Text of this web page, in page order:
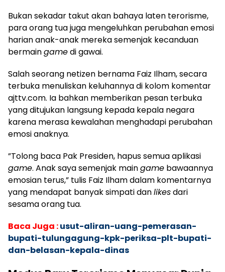
​Bukan sekadar takut akan bahaya laten terorisme,
para orang tua juga mengeluhkan perubahan emosi
harian anak-anak mereka semenjak kecanduan
bermaingamedi gawai.
​Salah seorang netizen bernama Faiz Ilham, secara
terbuka menuliskan keluhannya di kolom komentar
ajttv.com. Ia bahkan memberikan pesan terbuka
yang ditujukan langsung kepada kepala negara
karena merasa kewalahan menghadapi perubahan
emosi anaknya.
​”Tolong baca Pak Presiden, hapus semua aplikasi
game. Anak saya semenjak maingame bawaannya
emosian terus,” tulis Faiz Ilham dalam komentarnya
yang mendapat banyak simpati danlikesdari
sesama orang tua.
Baca Juga :usut-aliran-uang-pemerasan-
bupati-tulungagung-kpk-periksa-plt-bupati-
dan-belasan-kepala-dinas